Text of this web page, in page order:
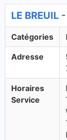
LE BREUIL
Catégories
Adresse
Horaires
Service